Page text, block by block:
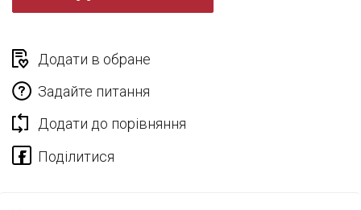
Додати в обране
Задайте питання
Додати до порівняння